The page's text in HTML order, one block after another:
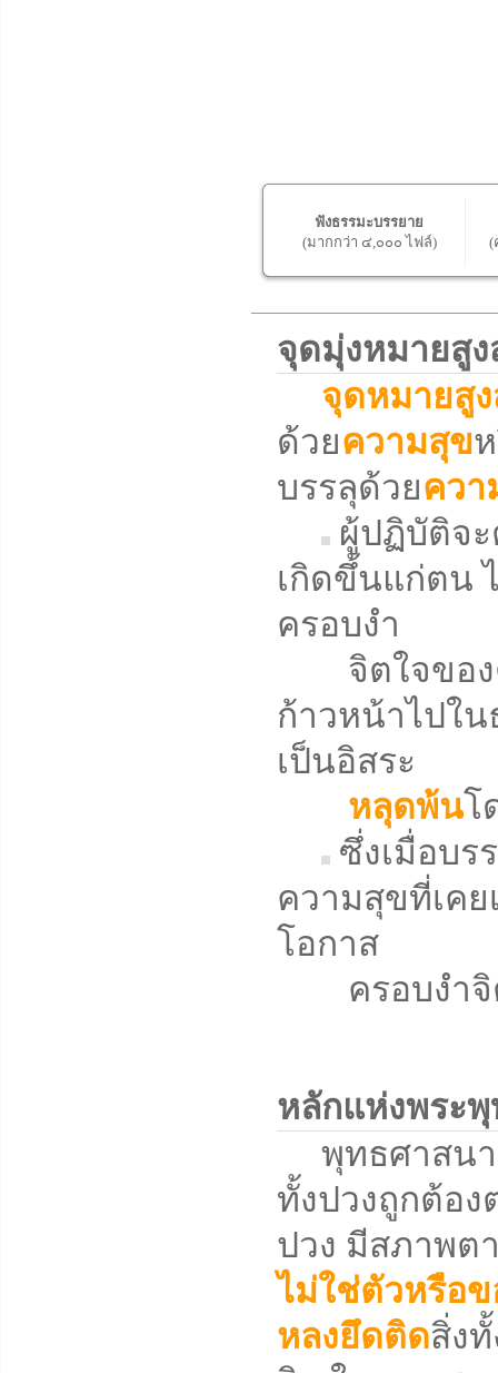
ฟังธรรมะบรรยาย
(มากกว่า ๔,๐๐๐ ไฟล์)
(
จุดมุ่งหมายสู
จุดหมายสู
ด้วยความสุข
บรรลุด้วยคว
ผู้ปฏิบัติจะ
เกิดขึ้นแก่ตน
ครอบงำ
จิตใจของ
ก้าวหน้าไปใน
เป็นอิสระ
หลุดพ้นโ
ซึ่งเมื่อบร
ความสุขที่เค
โอกาส
ครอบงำจิต
หลักแห่งพระ
พุทธศาสนา
ทั้งปวงถูกต้อง
ปวง มีสภาพต
ไม่ใช่ตัวหรือข
หลงยึดติดสิ่ง